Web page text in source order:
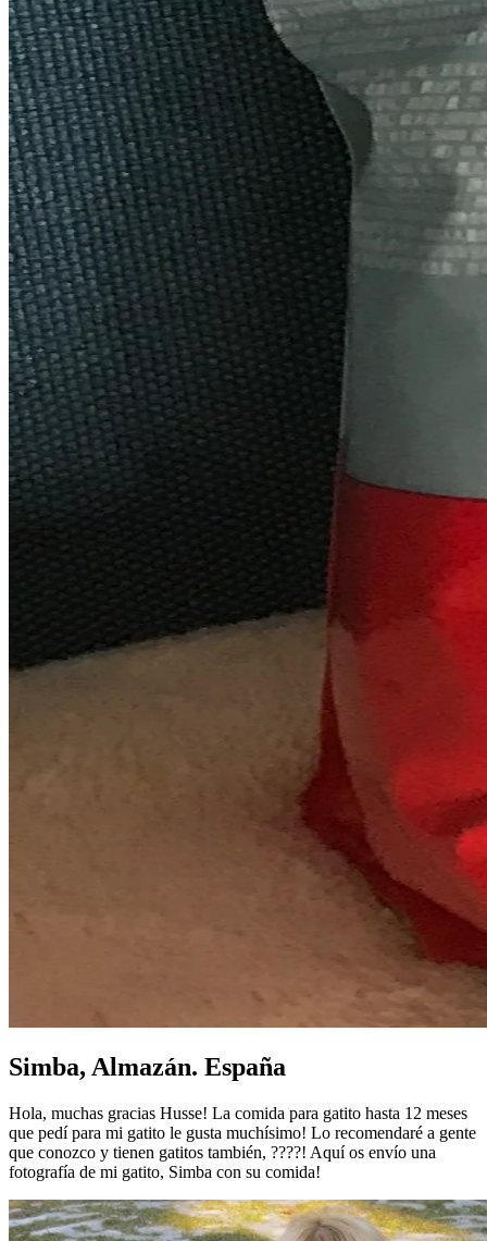
Simba, Almazán. España
Hola, muchas gracias Husse! La comida para gatito hasta 12 meses
que pedí para mi gatito le gusta muchísimo! Lo recomendaré a gente
que conozco y tienen gatitos también, ????! Aquí os envío una
fotografía de mi gatito, Simba con su comida!